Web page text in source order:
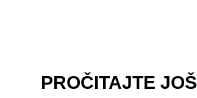
PROČITAJTE JOŠ